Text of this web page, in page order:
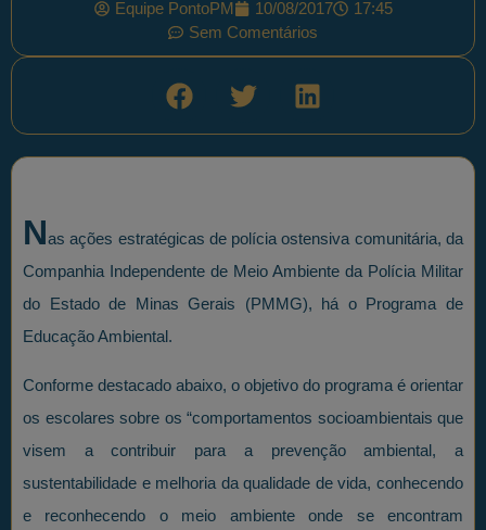
Equipe PontoPM 10/08/2017
17:45
Sem Comentários
Nas ações estratégicas de polícia ostensiva comunitária, da
Companhia Independente de Meio Ambiente da Polícia Militar
do Estado de Minas Gerais (PMMG), há o Programa de
Educação Ambiental.
Conforme destacado abaixo, o objetivo do programa é orientar
os escolares sobre os “comportamentos socioambientais que
visem a contribuir para a prevenção ambiental, a
sustentabilidade e melhoria da qualidade de vida, conhecendo
e reconhecendo o meio ambiente onde se encontram